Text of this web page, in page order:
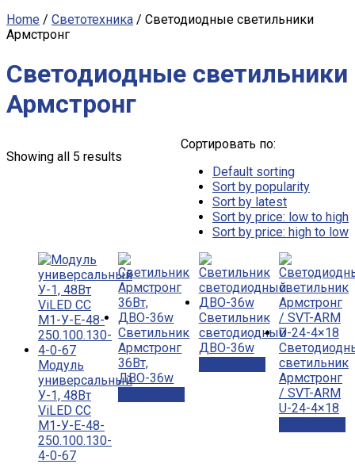
Home / Светотехника / Светодиодные светильники
Армстронг
Светодиодные светильники
Армстронг
Showing all 5 results
Сортировать по:
Default sorting
Sort by popularity
Sort by latest
Sort by price: low to high
Sort by price: high to low
Модуль
универсальный
У-1, 48Вт
ViLED СС
М1-У-Е-48-
250.100.130-
4-0-67
Светильник
Армстронг
36Вт,
ДВО-36w
Светильник
светодиодный
ДВО-36w
светильник
Армстронг
/ SVT-ARM
U-24-4×18